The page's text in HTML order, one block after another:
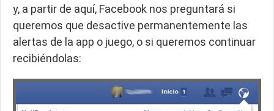
y, a partir de aquí, Facebook nos preguntará si
queremos que desactive permanentemente las
alertas de la app o juego, o si queremos continuar
recibiéndolas: